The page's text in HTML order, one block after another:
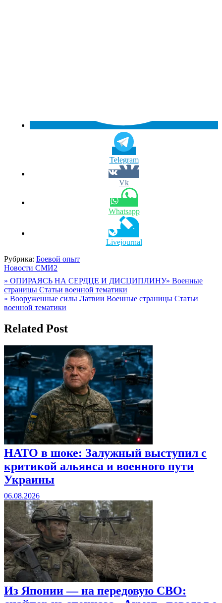
Telegram
Vk
Whatsapp
Livejournal
Рубрика: Боевой опыт
Новости СМИ2
Навигация
по
записям
» ОПИРАЯСЬ НА СЕРДЦЕ И ДИСЦИПЛИНУ» Военные
страницы Статьи военной тематики
» Вооруженные силы Латвии Военные страницы Статьи
военной тематики
Related Post
НАТО в шоке: Залужный выступил с
критикой альянса и военного пути
Украины
06.08.2026
Из Японии — на передовую СВО: